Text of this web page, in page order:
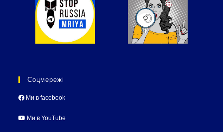
Соцмережі
Ми в facebook
Ми в YouTube